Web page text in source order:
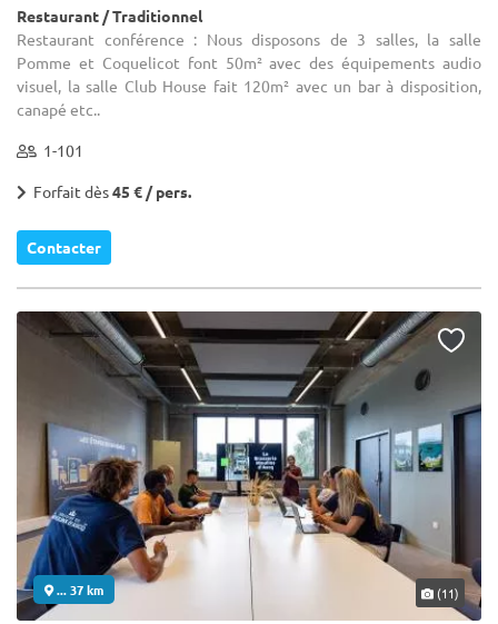
Restaurant / Traditionnel
Restaurant conférence : Nous disposons de 3 salles, la salle
Pomme et Coquelicot font 50m² avec des équipements audio
visuel, la salle Club House fait 120m² avec un bar à disposition,
canapé etc..
1-101
Forfait dès45 € / pers.
Contacter
... 37 km (11)